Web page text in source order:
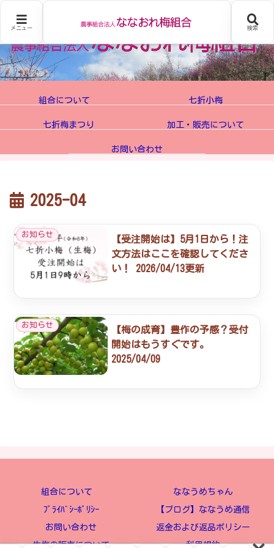
組合について 七折小梅
七折梅まつり 加工・販売について
お問い合わせ
2025-04
お知らせ
【受注開始は】5月1日から！注
文方法はここを確認してくださ
い！ 2026/04/13更新
お知らせ
【梅の成育】豊作の予感？受付
開始はもうすぐです。
2025/04/09
組合について ななうめちゃん
ﾌﾟﾗｲﾊﾞｼｰﾎﾟﾘｼｰ 【ブログ】ななうめ通信
お問い合わせ 返金および返品ポリシー
生梅の販売について 利用規約
メニュー 検索